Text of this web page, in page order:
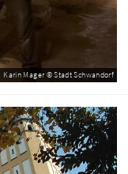
Karin Mager © Stadt Schwandorf